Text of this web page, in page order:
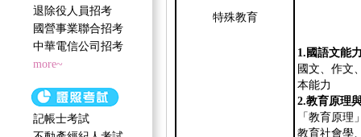
退除役人員招考
國營事業聯合招考
中華電信公司招考
more~
記帳士考試
1.國語文能
國文、作文
本能力
2.教育原理
「教育原理
教育社會學
特殊教育